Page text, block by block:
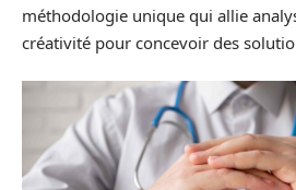
méthodologie unique qui allie
créativité pour concevoir des